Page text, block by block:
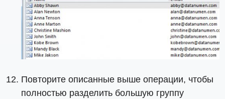
Повторите описанные выше операции, чтобы
полностью разделить большую группу